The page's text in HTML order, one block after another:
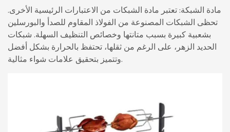
مادة الشبكة: تعتبر مادة الشبكات من الاعتبارات الرئيسية الأخرى.
تحظى الشبكات المصنوعة من الفولاذ المقاوم للصدأ والبورسلين
بشعبية كبيرة بسبب متانتها وخصائص التنظيف السهلة. شبكات
الحديد الزهر، على الرغم من ثقلها، تحتفظ بالحرارة بشكل أفضل
وتتميز بتحقيق علامات شواء مثالية.